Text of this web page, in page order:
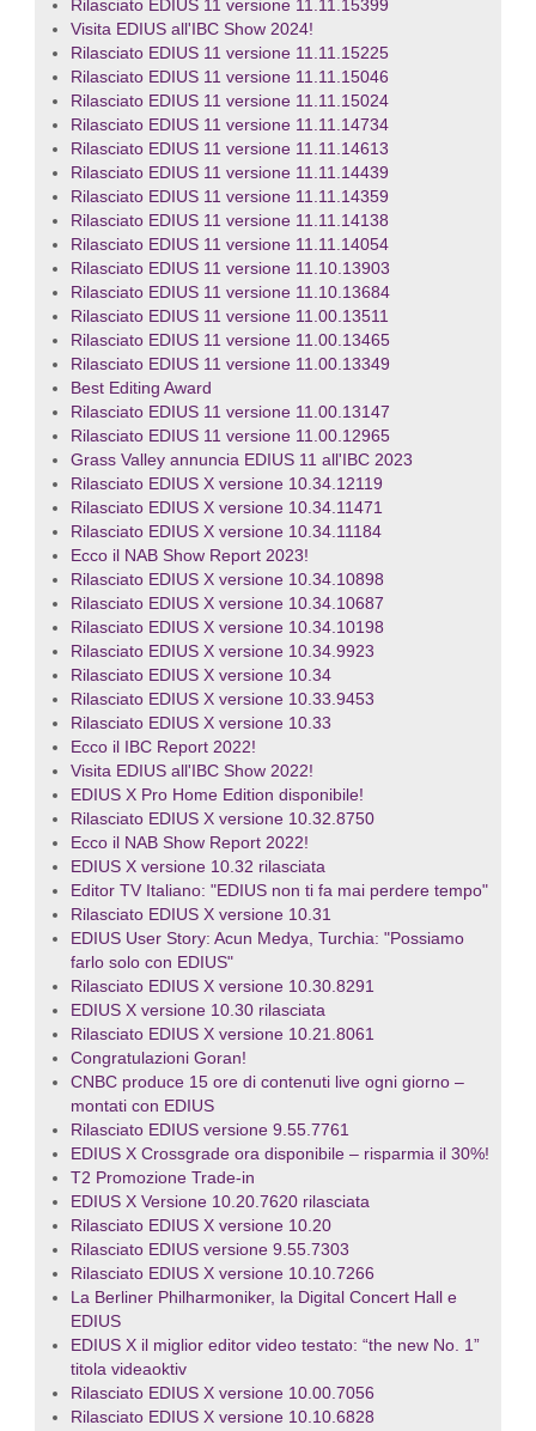
Rilasciato EDIUS 11 versione 11.11.15399
Visita EDIUS all'IBC Show 2024!
Rilasciato EDIUS 11 versione 11.11.15225
Rilasciato EDIUS 11 versione 11.11.15046
Rilasciato EDIUS 11 versione 11.11.15024
Rilasciato EDIUS 11 versione 11.11.14734
Rilasciato EDIUS 11 versione 11.11.14613
Rilasciato EDIUS 11 versione 11.11.14439
Rilasciato EDIUS 11 versione 11.11.14359
Rilasciato EDIUS 11 versione 11.11.14138
Rilasciato EDIUS 11 versione 11.11.14054
Rilasciato EDIUS 11 versione 11.10.13903
Rilasciato EDIUS 11 versione 11.10.13684
Rilasciato EDIUS 11 versione 11.00.13511
Rilasciato EDIUS 11 versione 11.00.13465
Rilasciato EDIUS 11 versione 11.00.13349
Best Editing Award
Rilasciato EDIUS 11 versione 11.00.13147
Rilasciato EDIUS 11 versione 11.00.12965
Grass Valley annuncia EDIUS 11 all'IBC 2023
Rilasciato EDIUS X versione 10.34.12119
Rilasciato EDIUS X versione 10.34.11471
Rilasciato EDIUS X versione 10.34.11184
Ecco il NAB Show Report 2023!
Rilasciato EDIUS X versione 10.34.10898
Rilasciato EDIUS X versione 10.34.10687
Rilasciato EDIUS X versione 10.34.10198
Rilasciato EDIUS X versione 10.34.9923
Rilasciato EDIUS X versione 10.34
Rilasciato EDIUS X versione 10.33.9453
Rilasciato EDIUS X versione 10.33
Ecco il IBC Report 2022!
Visita EDIUS all'IBC Show 2022!
EDIUS X Pro Home Edition disponibile!
Rilasciato EDIUS X versione 10.32.8750
Ecco il NAB Show Report 2022!
EDIUS X versione 10.32 rilasciata
Editor TV Italiano: "EDIUS non ti fa mai perdere tempo"
Rilasciato EDIUS X versione 10.31
EDIUS User Story: Acun Medya, Turchia: "Possiamo
farlo solo con EDIUS"
Rilasciato EDIUS X versione 10.30.8291
EDIUS X versione 10.30 rilasciata
Rilasciato EDIUS X versione 10.21.8061
Congratulazioni Goran!
CNBC produce 15 ore di contenuti live ogni giorno –
montati con EDIUS
Rilasciato EDIUS versione 9.55.7761
EDIUS X Crossgrade ora disponibile – risparmia il 30%!
T2 Promozione Trade-in
EDIUS X Versione 10.20.7620 rilasciata
Rilasciato EDIUS X versione 10.20
Rilasciato EDIUS versione 9.55.7303
Rilasciato EDIUS X versione 10.10.7266
La Berliner Philharmoniker, la Digital Concert Hall e
EDIUS
EDIUS X il miglior editor video testato: “the new No. 1”
titola videaoktiv
Rilasciato EDIUS X versione 10.00.7056
Rilasciato EDIUS X versione 10.10.6828